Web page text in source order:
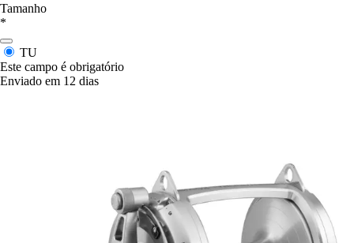
Tamanho
*
TU
Este campo é obrigatório
Enviado em 12 dias